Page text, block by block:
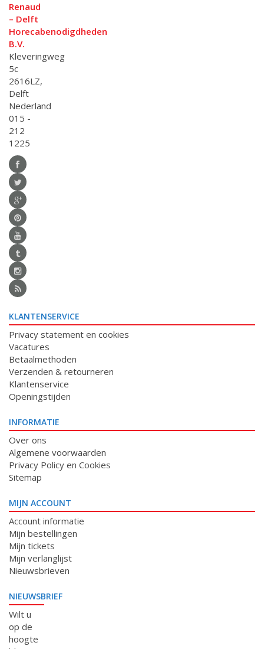
Renaud
– Delft
Horecabenodigdheden
B.V.
Kleveringweg
5c
2616LZ,
Delft
Nederland
015 -
212
1225
KLANTENSERVICE
Privacy statement en cookies
Vacatures
Betaalmethoden
Verzenden & retourneren
Klantenservice
Openingstijden
INFORMATIE
Over ons
Algemene voorwaarden
Privacy Policy en Cookies
Sitemap
MIJN ACCOUNT
Account informatie
Mijn bestellingen
Mijn tickets
Mijn verlanglijst
Nieuwsbrieven
NIEUWSBRIEF
Wilt u
op de
hoogte